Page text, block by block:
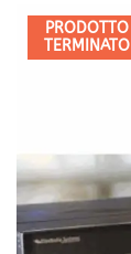
PRODOTTO
TERMINATO